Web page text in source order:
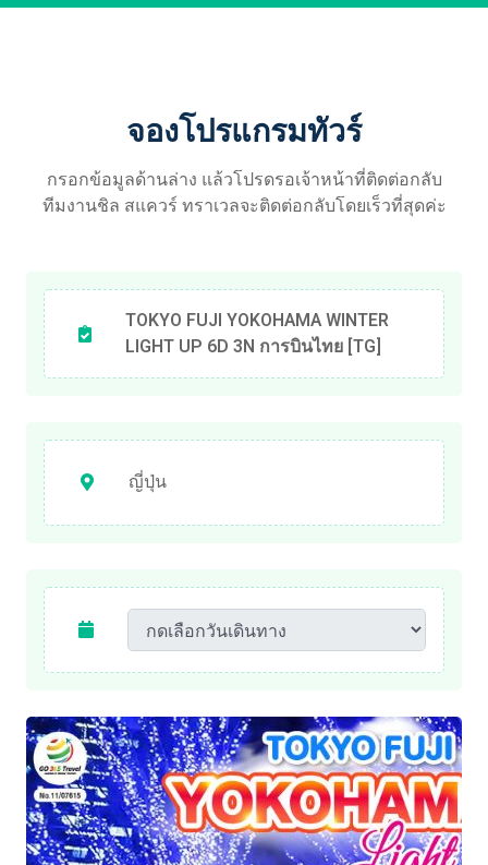
จองโปรแกรมทัวร์
กรอกข้อมูลด้านล่าง แล้วโปรดรอเจ้าหน้าที่ติดต่อกลับ
ทีมงานชิล สแควร์ ทราเวลจะติดต่อกลับโดยเร็วที่สุดค่ะ
TOKYO FUJI YOKOHAMA WINTER
LIGHT UP 6D 3N การบินไทย [TG]
ญี่ปุ่น